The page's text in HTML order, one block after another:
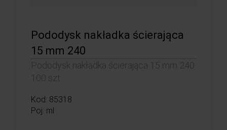
Pododysk nakładka ścierająca
15 mm 240
Pododysk nakładka ścierająca 15 mm 240
100 szt.
Kod: 85318
Poj: ml